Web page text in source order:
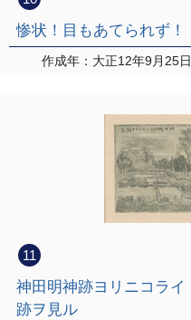
惨状！目もあてられず！
作成年：大正12年9月25日
11
神田明神跡ヨリニコライ
跡ヲ見ル